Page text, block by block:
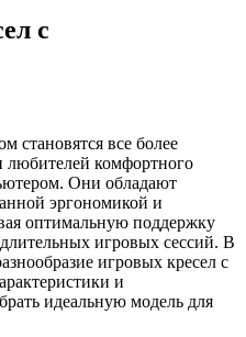
с
становятся все более
любителей комфортного
Они обладают
эргономикой и
оптимальную поддержку
игровых сессий. В
игровых кресел с
и
идеальную модель для